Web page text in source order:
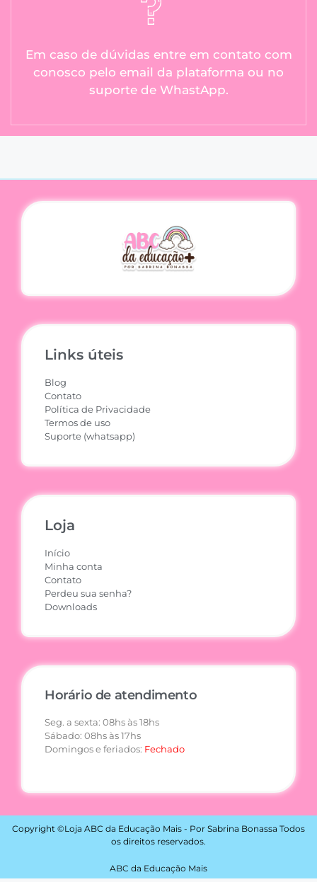
Em caso de dúvidas entre em contato com
conosco pelo email da plataforma ou no
suporte de WhastApp.
Links úteis
Blog
Contato
Política de Privacidade
Termos de uso
Suporte (whatsapp)
Loja
Início
Minha conta
Contato
Perdeu sua senha?
Downloads
Horário de atendimento
Seg. a sexta: 08hs às 18hs
Sábado: 08hs às 17hs
Domingos e feriados: Fechado
Copyright ©Loja ABC da Educação Mais - Por Sabrina Bonassa Todos
os direitos reservados.
ABC da Educação Mais